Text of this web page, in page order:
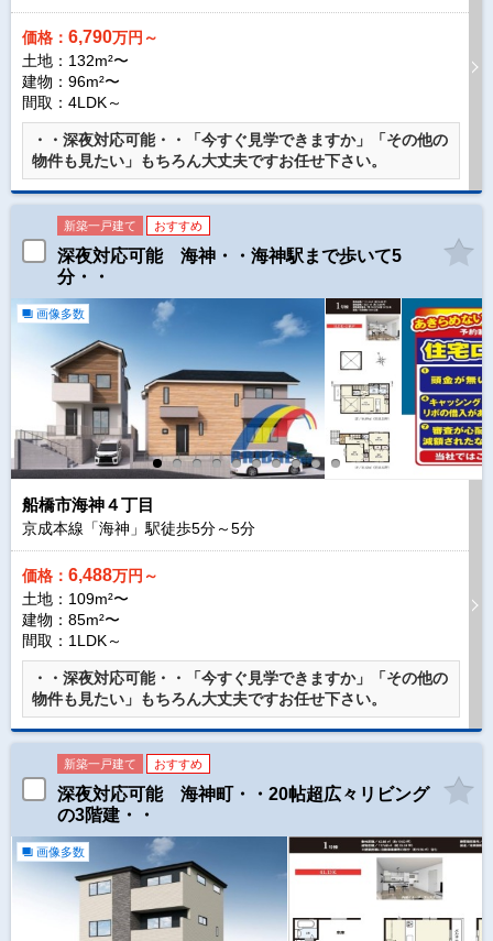
価格： 6,790万円～
土地：132m²〜
建物：96m²〜
間取：4LDK～
・・深夜対応可能・・「今すぐ見学できますか」「その他の
物件も見たい」もちろん大丈夫ですお任せ下さい。
新築一戸建て おすすめ
深夜対応可能 海神・・海神駅まで歩いて5
分・・
画像多数
船橋市海神４丁目
京成本線「海神」駅徒歩5分～5分
価格： 6,488万円～
土地：109m²〜
建物：85m²〜
間取：1LDK～
・・深夜対応可能・・「今すぐ見学できますか」「その他の
物件も見たい」もちろん大丈夫ですお任せ下さい。
新築一戸建て おすすめ
深夜対応可能 海神町・・20帖超広々リビング
の3階建・・
画像多数